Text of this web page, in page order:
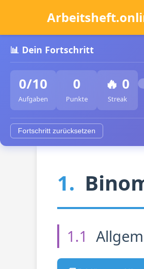
📊 Dein Fortschritt
0/10
Aufgaben
0
Punkte
🔥 0
Streak
Fortschritt zurücksetzen
1.
1.1